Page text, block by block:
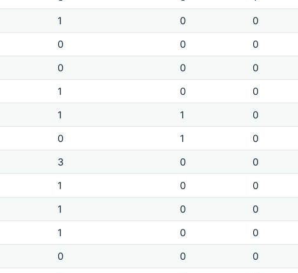
1 0
0
0 0
0
0 0
0
1 0
0
1 1
0
0 1
0
3 0
0
1 0
0
1 0
0
1 0
0
0 0
0